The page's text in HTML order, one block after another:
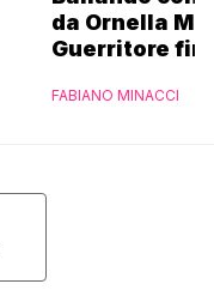
da Ornella
Guerritore
l’esclusiva di
FABIANO MINACCI